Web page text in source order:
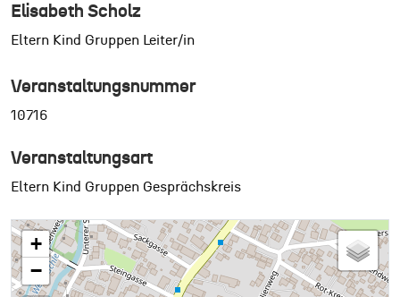
Elisabeth Scholz
Eltern Kind Gruppen Leiter/in
Veranstaltungsnummer
10716
Veranstaltungsart
Eltern Kind Gruppen Gesprächskreis
+
−